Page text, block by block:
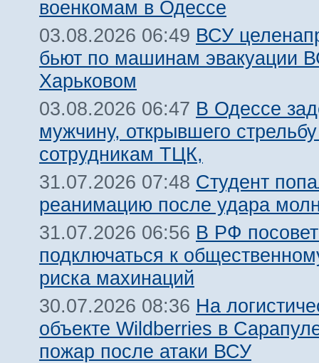
военкомам в Одессе
03.08.2026 06:49 ВСУ
бьют по машинам эвакуации
Харьковом
03.08.2026 06:47 В Одессе
мужчину, открывшего
сотрудникам ТЦК,
31.07.2026 07:48 Студент
реанимацию после удара
31.07.2026 06:56 В РФ
подключаться к
риска махинаций
30.07.2026 08:36 На
объекте Wildberries в
пожар после атаки ВСУ